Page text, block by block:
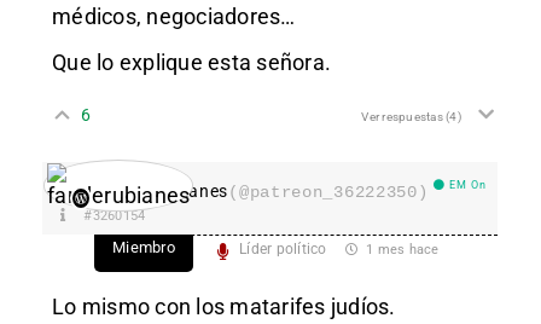
médicos, negociadores…
Que lo explique esta señora.
6 Ver respuestas(4)
fanderubianes(@patreon_36222350) EM On
#3260154
Miembro Líder político 1 mes hace
Lo mismo con los matarifes judíos.